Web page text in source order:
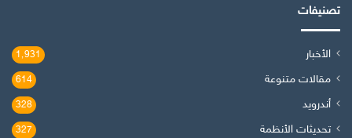
تصنيفات
الأخبار 1٬931
مقالات متنوعة 614
أندرويد 328
تحديثات الأنظمة 327